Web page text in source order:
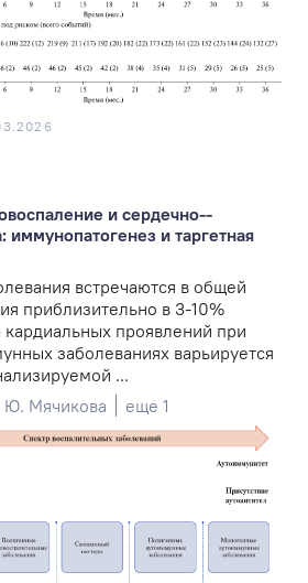
и сердечно-­
иммунопатогенез и таргетная
встречаются в общей
приблизительно в 3-10%
кардиальных проявлений при
заболеваниях варьируется
...
Ю. Мячикова еще 1